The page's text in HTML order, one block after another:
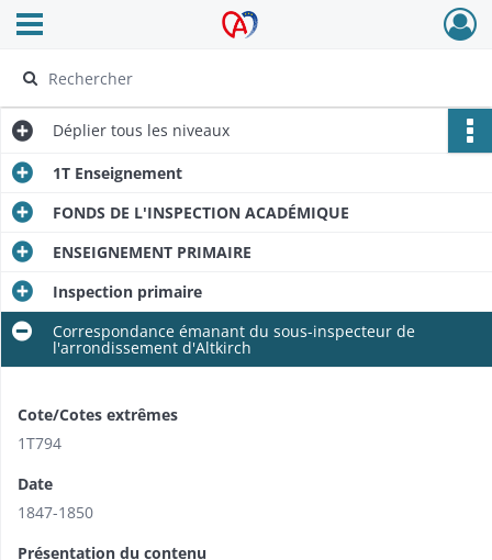
Archives Alsace - Colmar
Ouvrir le menu déroulant
Déplier tous les niveaux
1T Enseignement
FONDS DE L'INSPECTION ACADÉMIQUE
ENSEIGNEMENT PRIMAIRE
Inspection primaire
Correspondance émanant du sous-inspecteur de
l'arrondissement d'Altkirch
Cote/Cotes extrêmes
1T794
Date
1847-1850
Présentation du contenu